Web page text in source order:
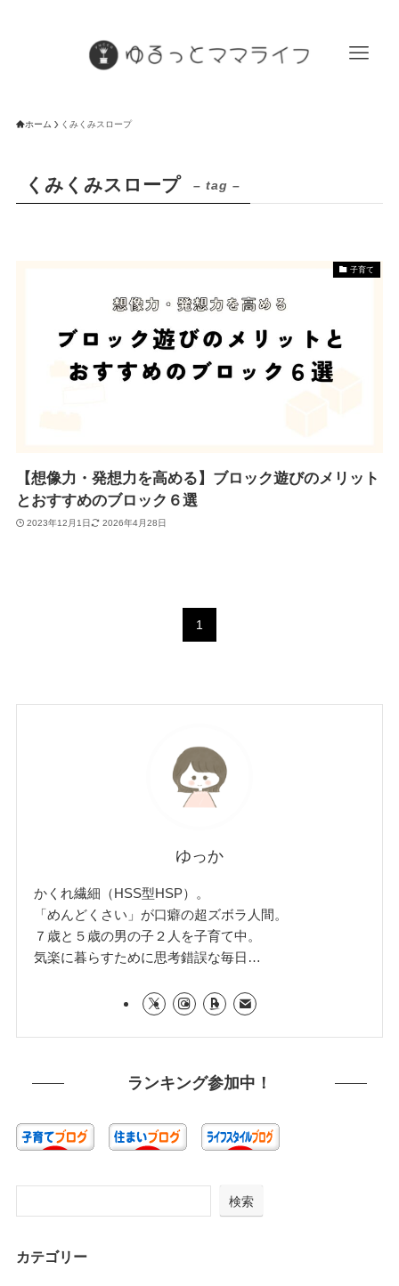
ホーム くみくみスロープ
くみくみスロープ – tag –
子育て
【想像力・発想力を高める】ブロック遊びのメリット
とおすすめのブロック６選
2023年12月1日 2026年4月28日
1
ゆっか
かくれ繊細（HSS型HSP）。
「めんどくさい」が口癖の超ズボラ人間。
７歳と５歳の男の子２人を子育て中。
気楽に暮らすために思考錯誤な毎日…
ランキング参加中！
検索
カテゴリー